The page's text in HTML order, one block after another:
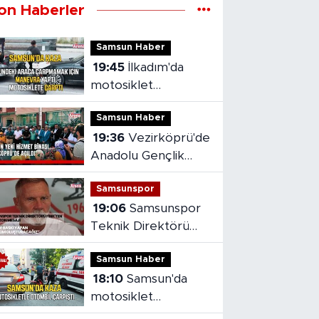
Haberler
Samsun Haber
19:45
motosiklet
kazasında sürücü
yaralandı
Samsun Haber
19:36
Anadolu Gençlik
Derneği'nin yeni
hizmet binası açıldı
Samsunspor
19:06 Samsunspor
Teknik Direktörü
Fink'ten yeni sezon
mesajı
Samsun Haber
18:10 Samsun'da
motosiklet
kazasında 1 kişi